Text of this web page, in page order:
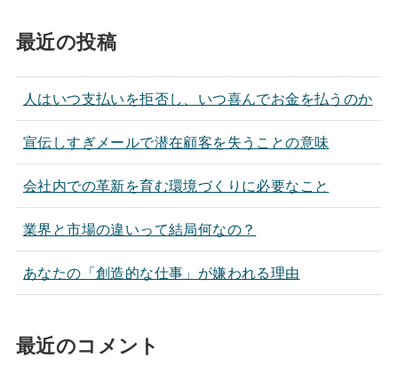
最近の投稿
人はいつ支払いを拒否し、いつ喜んでお金を払うのか
宣伝しすぎメールで潜在顧客を失うことの意味
会社内での革新を育む環境づくりに必要なこと
業界と市場の違いって結局何なの？
あなたの「創造的な仕事」が嫌われる理由
最近のコメント